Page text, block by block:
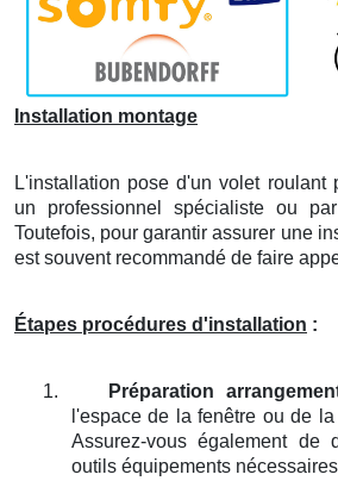
Installation montage
L'installation pose d'un volet roulant
un professionnel spécialiste ou
Toutefois, pour garantir assurer une
est souvent recommandé de faire
Étapes procédures d'installation :
1. Préparation
l'espace de la fenêtre ou de
Assurez-vous également de
outils équipements